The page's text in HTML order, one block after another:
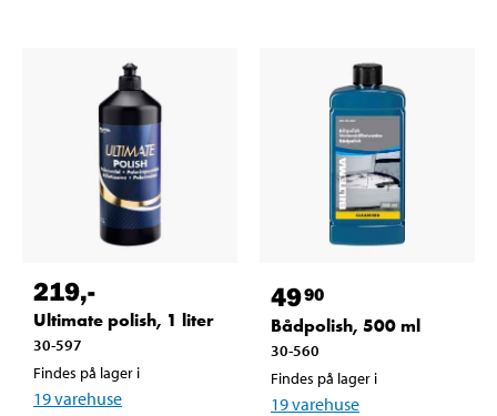
219,-
Ultimate polish, 1 liter
30-597
Findes på lager i
19varehuse
4990
Bådpolish, 500 ml
30-560
Findes på lager i
19varehuse